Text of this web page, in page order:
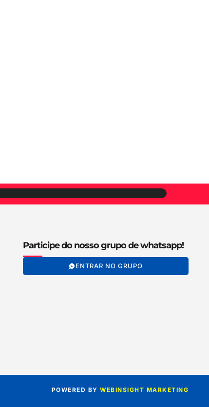
Participe do nosso grupo de whatsapp!
ENTRAR NO GRUPO
POWERED BY WEBINSIGHT MARKETING